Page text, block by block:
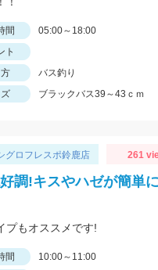
間
05:00～18:00
ト
バス釣り
ブラックバス39～43ｃｍ
グロフレスポ鈴鹿店 261
調!キスやハゼが簡単
プもオススメです!
間
10:00～11:00